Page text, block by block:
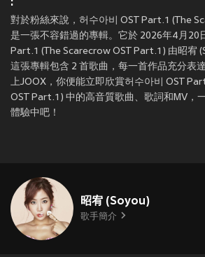
對於粉絲來說，허수아비 OST Part.1 (The
是一張不容錯過的專輯。它於 2026年4月20
Part.1 (The Scarecrow OST Part.1) 由昭宥
這張專輯包含 2 首歌曲，每一首作品充分表
上JOOX，你便能立即欣賞허수아비 OST
OST Part.1) 中的高音質歌曲、歌詞和MV，
體驗中吧！
昭宥 (Soyou)
歌手簡介